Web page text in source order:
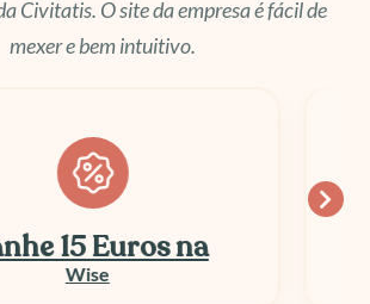
Civitatis. O site da empresa é fácil de
mexer e bem intuitivo.
Até 50% OFF
E-SIM e Chip Viagem